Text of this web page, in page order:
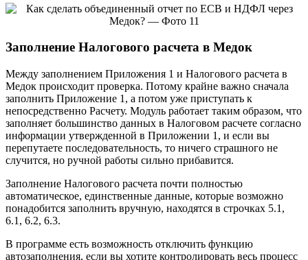
Заполнение Налогового расчета в Медок
Между заполнением Приложения 1 и Налогового расчета в
Медок происходит проверка. Потому крайне важно сначала
заполнить Приложение 1, а потом уже приступать к
непосредственно Расчету. Модуль работает таким образом, что
заполняет большинство данных в Налоговом расчете согласно
информации утвержденной в Приложении 1, и если вы
перепутаете последовательность, то ничего страшного не
случится, но ручной работы сильно прибавится.
Заполнение Налогового расчета почти полностью
автоматическое, единственные данные, которые возможно
понадобится заполнить вручную, находятся в строчках 5.1,
6.1, 6.2, 6.3.
В программе есть возможность отключить функцию
автозаполнения, если вы хотите контролировать весь процесс